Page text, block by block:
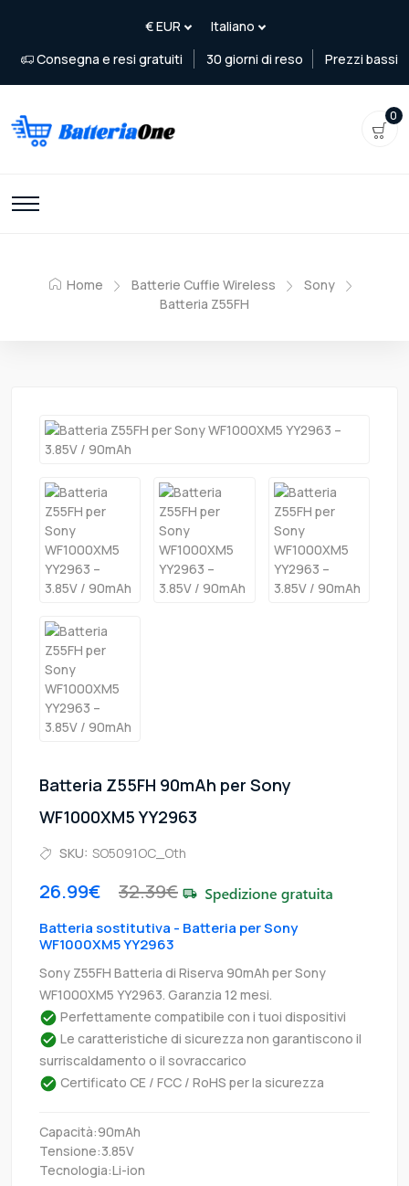
Consegna e resi gratuiti 30 giorni di reso Prezzi bassi
0
Home Batterie Cuffie Wireless
Sony
Batteria Z55FH
Batteria Z55FH 90mAh per Sony
WF1000XM5 YY2963
SKU: SO5091OC_Oth
26.99€ 32.39€
Batteria sostitutiva - Batteria per Sony
WF1000XM5 YY2963
Sony Z55FH Batteria di Riserva 90mAh per Sony
WF1000XM5 YY2963. Garanzia 12 mesi.
Perfettamente compatibile con i tuoi dispositivi
Le caratteristiche di sicurezza non garantiscono il
surriscaldamento o il sovraccarico
Certificato CE / FCC / RoHS per la sicurezza
Capacità:90mAh
Tensione:3.85V
Tecnologia:Li-ion